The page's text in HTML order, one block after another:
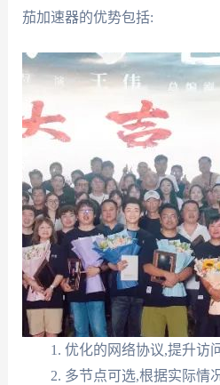
茄加速器的优势包括:
优化的网络协议,提升访
多节点可选,根据实际情